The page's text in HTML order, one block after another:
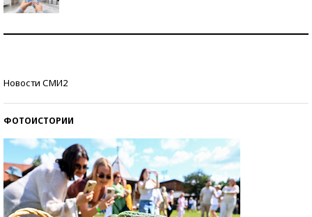
Новости СМИ2
ФОТОИСТОРИИ